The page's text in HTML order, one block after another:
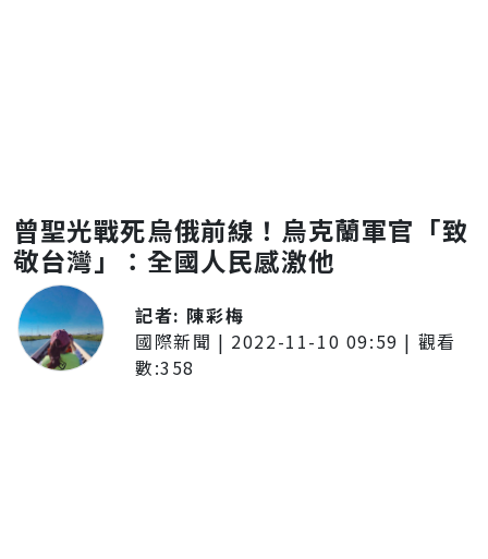
曾聖光戰死烏俄前線！烏克蘭軍官「致
敬台灣」：全國人民感激他
記者: 陳彩梅
國際新聞 | 2022-11-10 09:59 | 觀看
數:358